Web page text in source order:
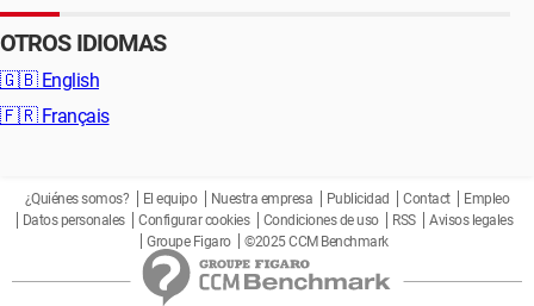
OTROS IDIOMAS
🇬🇧 English
🇫🇷 Français
¿Quiénes somos? El equipo Nuestra empresa Publicidad Contact
Empleo
Datos personales
Configurar cookies Condiciones de uso RSS
Avisos legales
Groupe Figaro
©2025 CCM Benchmark